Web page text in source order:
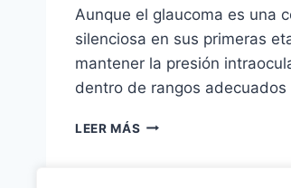
Aunque el glaucoma es una
silenciosa en sus primeras
mantener la presión
dentro de rangos
LEER MÁS ACTIVIDAD